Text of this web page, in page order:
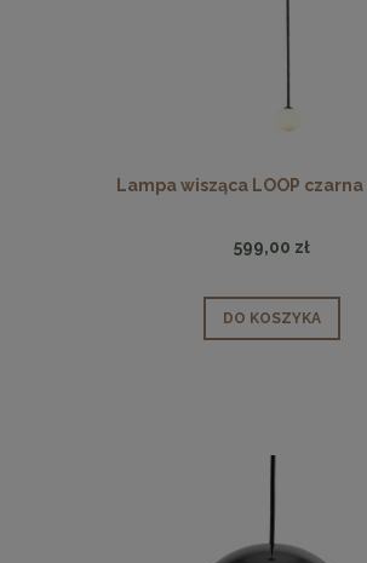
Lampa wisząca LOOP czarna
599,00 zł
DO KOSZYKA